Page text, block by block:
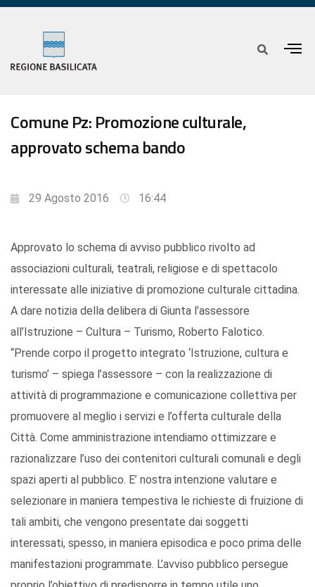
Comune Pz: Promozione culturale,
approvato schema bando
29 Agosto 2016 16:44
Approvato lo schema di avviso pubblico rivolto ad
associazioni culturali, teatrali, religiose e di spettacolo
interessate alle iniziative di promozione culturale cittadina.
A dare notizia della delibera di Giunta l’assessore
all’Istruzione – Cultura – Turismo, Roberto Falotico.
“Prende corpo il progetto integrato ‘Istruzione, cultura e
turismo’ – spiega l’assessore – con la realizzazione di
attività di programmazione e comunicazione collettiva per
promuovere al meglio i servizi e l’offerta culturale della
Città. Come amministrazione intendiamo ottimizzare e
razionalizzare l’uso dei contenitori culturali comunali e degli
spazi aperti al pubblico. E’ nostra intenzione valutare e
selezionare in maniera tempestiva le richieste di fruizione di
tali ambiti, che vengono presentate dai soggetti
interessati, spesso, in maniera episodica e poco prima delle
manifestazioni programmate. L’avviso pubblico persegue